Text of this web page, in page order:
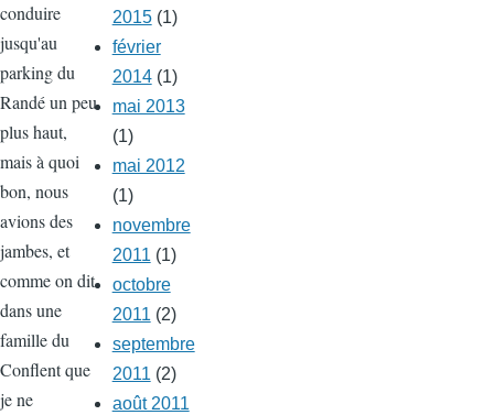
conduire
jusqu'au
parking du
Randé un peu
plus haut,
mais à quoi
bon, nous
avions des
jambes, et
comme on dit
dans une
famille du
Conflent que
je ne
2015(1)
février
2014(1)
mai 2013
(1)
mai 2012
(1)
novembre
2011(1)
octobre
2011(2)
septembre
2011(2)
août 2011